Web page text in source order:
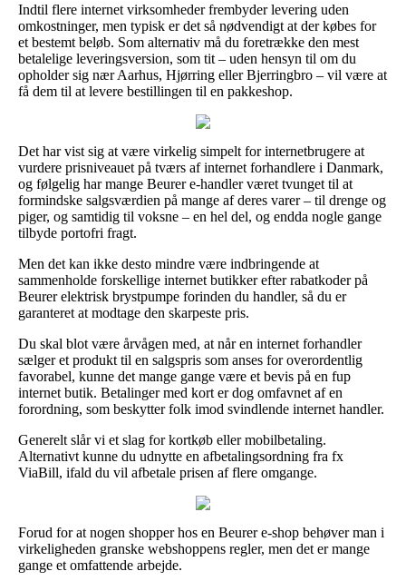
Indtil flere internet virksomheder frembyder levering uden
omkostninger, men typisk er det så nødvendigt at der købes for
et bestemt beløb. Som alternativ må du foretrække den mest
betalelige leveringsversion, som tit – uden hensyn til om du
opholder sig nær Aarhus, Hjørring eller Bjerringbro – vil være at
få dem til at levere bestillingen til en pakkeshop.
Det har vist sig at være virkelig simpelt for internetbrugere at
vurdere prisniveauet på tværs af internet forhandlere i Danmark,
og følgelig har mange Beurer e-handler været tvunget til at
formindske salgsværdien på mange af deres varer – til drenge og
piger, og samtidig til voksne – en hel del, og endda nogle gange
tilbyde portofri fragt.
Men det kan ikke desto mindre være indbringende at
sammenholde forskellige internet butikker efter rabatkoder på
Beurer elektrisk brystpumpe forinden du handler, så du er
garanteret at modtage den skarpeste pris.
Du skal blot være årvågen med, at når en internet forhandler
sælger et produkt til en salgspris som anses for overordentlig
favorabel, kunne det mange gange være et bevis på en fup
internet butik. Betalinger med kort er dog omfavnet af en
forordning, som beskytter folk imod svindlende internet handler.
Generelt slår vi et slag for kortkøb eller mobilbetaling.
Alternativt kunne du udnytte en afbetalingsordning fra fx
ViaBill, ifald du vil afbetale prisen af flere omgange.
Forud for at nogen shopper hos en Beurer e-shop behøver man i
virkeligheden granske webshoppens regler, men det er mange
gange et omfattende arbejde.